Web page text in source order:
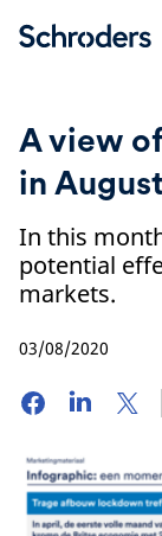
A view
in August
In this
potential
markets.
03/08/2020